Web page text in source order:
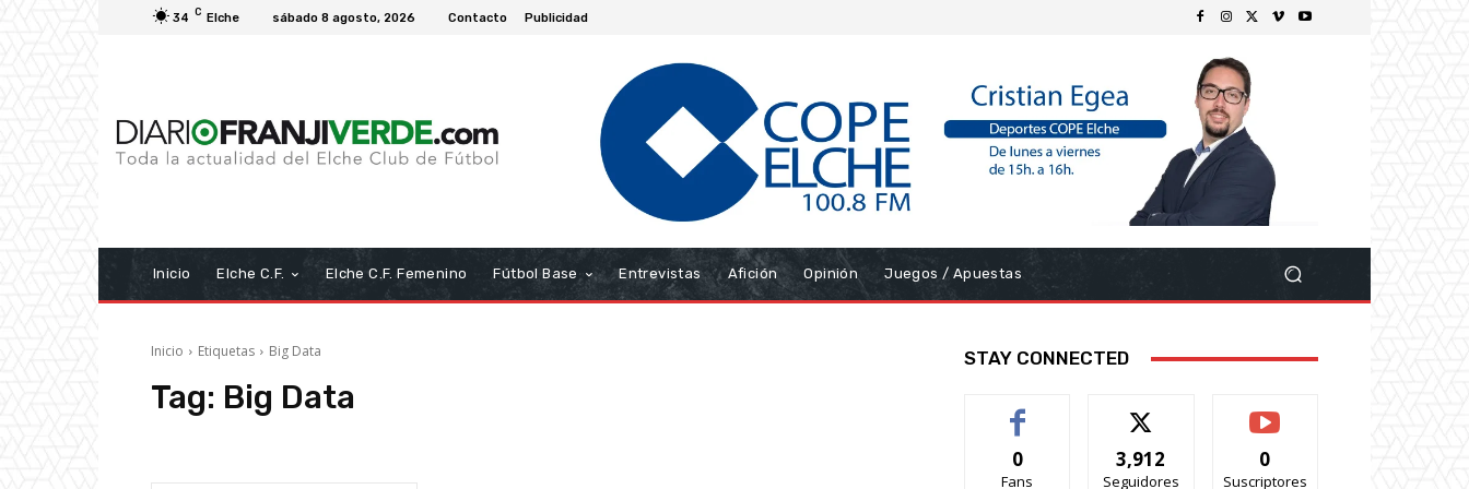
34 C Elche sábado 8 agosto, 2026 Contacto Publicidad
Inicio Elche C.F. Elche C.F. Femenino Fútbol Base Entrevistas Afición Opinión Juegos / Apuestas
Inicio Etiquetas Big Data
Tag: Big Data
STAY CONNECTED
0
Fans
3,912
Seguidores
0
Suscriptores